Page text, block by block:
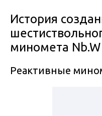
История
миномета
Реактивные